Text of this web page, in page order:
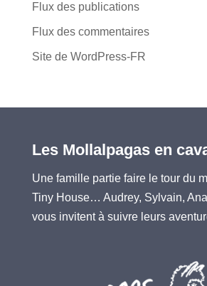
Flux des publications
Flux des commentaires
Site de WordPress-FR
Les Mollalpagas en
Une famille partie faire le tour du
Tiny House… Audrey, Sylvain,
vous invitent à suivre leurs